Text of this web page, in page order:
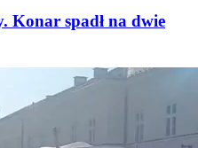
Konar spadł na dwie